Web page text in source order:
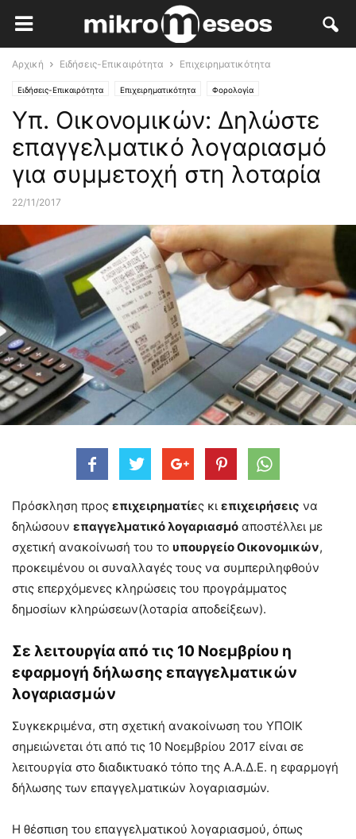
Αρχική Ειδήσεις-Επικαιρότητα Επιχειρηματικότητα
Ειδήσεις-Επικαιρότητα Επιχειρηματικότητα Φορολογία
Υπ. Οικονομικών: Δηλώστε
επαγγελματικό λογαριασμό
για συμμετοχή στη λοταρία
22/11/2017
Πρόσκληση προς επιχειρηματίες κι επιχειρήσεις να
δηλώσουν επαγγελματικό λογαριασμό αποστέλλει με
σχετική ανακοίνωσή του το υπουργείο Οικονομικών,
προκειμένου οι συναλλαγές τους να συμπεριληφθούν
στις επερχόμενες κληρώσεις του προγράμματος
δημοσίων κληρώσεων(λοταρία αποδείξεων).
Σε λειτουργία από τις 10 Νοεμβρίου η
εφαρμογή δήλωσης επαγγελματικών
λογαριασμών
Συγκεκριμένα, στη σχετική ανακοίνωση του ΥΠΟΙΚ
σημειώνεται ότι από τις 10 Νοεμβρίου 2017 είναι σε
λειτουργία στο διαδικτυακό τόπο της Α.Α.Δ.Ε. η εφαρμογή
δήλωσης των επαγγελματικών λογαριασμών.
Η θέσπιση του επαγγελματικού λογαριασμού, όπως